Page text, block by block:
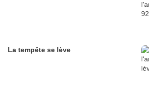
La tempête se lève